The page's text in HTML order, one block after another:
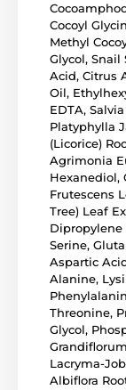
Cocoyl
Methyl
Glycol, Snail
Acid, Citrus
Oil,
EDTA,
Platyphylla
(Licorice)
Agrimonia
Hexanediol,
Frutescens
Tree) Leaf
Dipropylene
Serine,
Aspartic
Alanine,
Threonine,
Glycol,
Lacryma-
Albiflora